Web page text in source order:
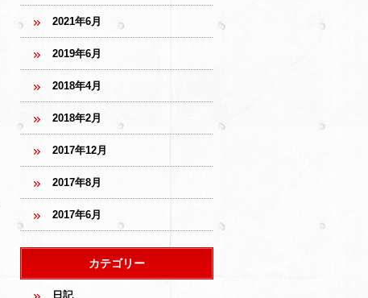
2021年6月
2019年6月
2018年4月
2018年2月
2017年12月
2017年8月
2017年6月
カテゴリー
日記